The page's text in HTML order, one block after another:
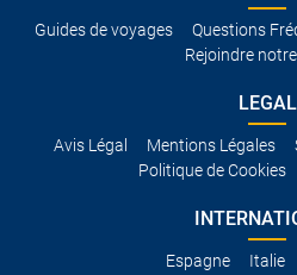
Guides de voyages Questions
Rejoindre
LEGAL
Avis Légal Mentions Légales
Politique de Cookies
Espagne Italie